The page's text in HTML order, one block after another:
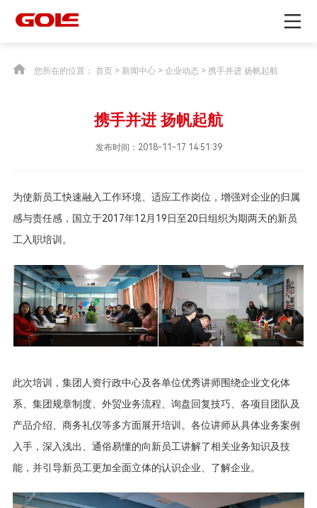
您所在的位置： 首页> 新闻中心> 企业动态 > 携手并进 扬帆起航
携手并进 扬帆起航
发布时间：2018-11-17 14:51:39
为使新员工快速融入工作环境、适应工作岗位，增强对企业的归属
感与责任感，国立于2017年12月19日至20日组织为期两天的新员
工入职培训。
此次培训，集团人资行政中心及各单位优秀讲师围绕企业文化体
系、集团规章制度、外贸业务流程、询盘回复技巧、各项目团队及
产品介绍、商务礼仪等多方面展开培训。各位讲师从具体业务案例
入手，深入浅出、通俗易懂的向新员工讲解了相关业务知识及技
能，并引导新员工更加全面立体的认识企业、了解企业。